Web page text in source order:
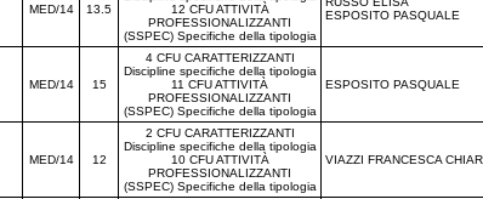
MED/14 13.5
12 CFU ATTIVITÀ
PROFESSIONALIZZANTI
(SSPEC) Specifiche della tipologia
ESPOSITO PASQUALE
MED/14 15
4 CFU CARATTERIZZANTI
Discipline specifiche della tipologia
11 CFU ATTIVITÀ
PROFESSIONALIZZANTI
(SSPEC) Specifiche della tipologia
ESPOSITO PASQUALE
MED/14 12
2 CFU CARATTERIZZANTI
Discipline specifiche della tipologia
10 CFU ATTIVITÀ
PROFESSIONALIZZANTI
(SSPEC) Specifiche della tipologia
VIAZZI FRANCESCA